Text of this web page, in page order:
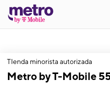
TIenda minorista autorizada
Metro by T-Mobile